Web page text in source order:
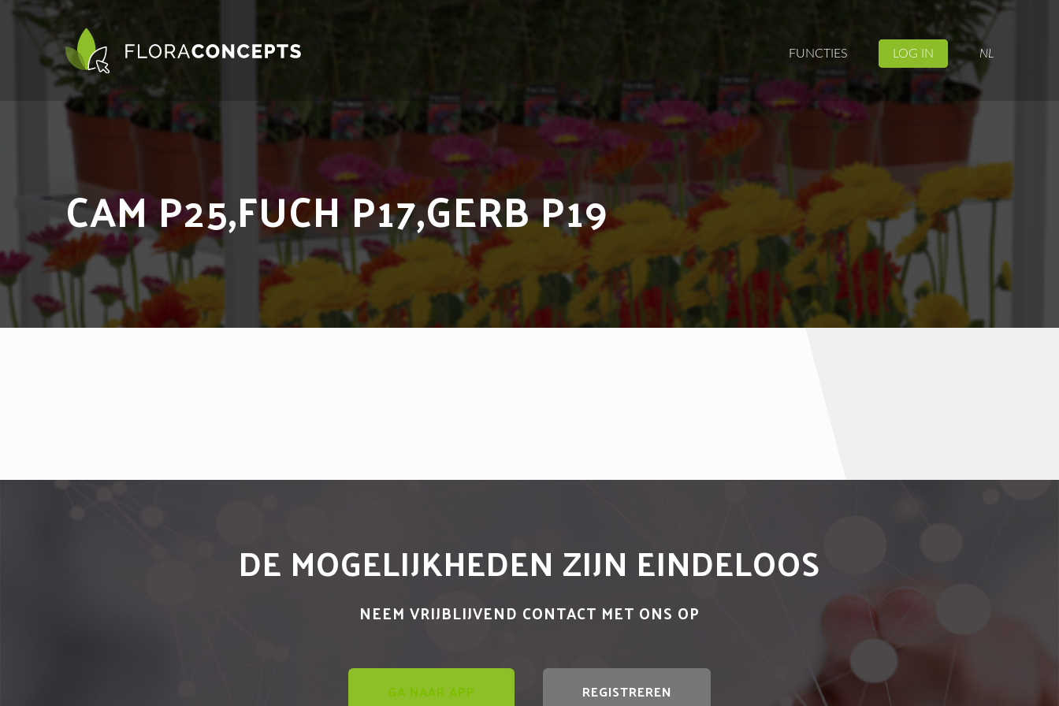
FUNCTIES LOG IN NL
CAM P25,FUCH P17,GERB P19
DE MOGELIJKHEDEN ZIJN EINDELOOS
NEEM VRIJBLIJVEND CONTACT MET ONS OP
GA NAAR APP REGISTREREN